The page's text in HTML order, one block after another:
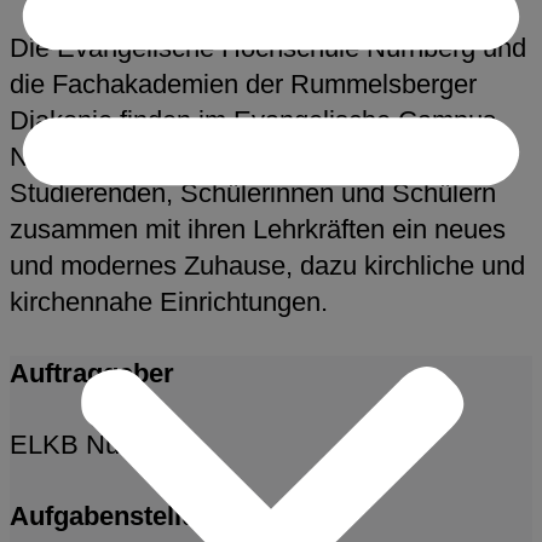
Die Evangelische Hochschule Nürnberg und
die Fachakademien der Rummelsberger
Diakonie finden im Evangelische Campus
Nürnberg, kurz ECN mit mehr als 2000
Studierenden, Schülerinnen und Schülern
zusammen mit ihren Lehrkräften ein neues
und modernes Zuhause, dazu kirchliche und
kirchennahe Einrichtungen.
Auftraggeber
ELKB Nürnberg
Aufgabenstellung